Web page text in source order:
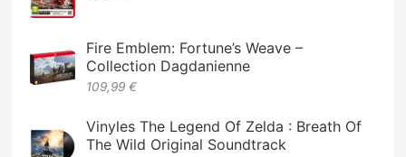
Fire Emblem: Fortune’s Weave –
Collection Dagdanienne
109,99 €
Vinyles The Legend Of Zelda : Breath Of
The Wild Original Soundtrack